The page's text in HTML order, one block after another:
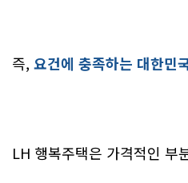
즉, 요건에 충족하는 대한민
LH 행복주택은 가격적인 부